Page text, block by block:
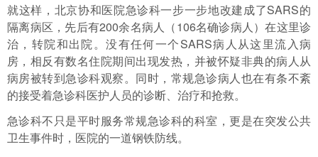
就这样，北京协和医院急诊科一步一步地改建成了SARS的
隔离病区，先后有200余名病人（106名确诊病人）在这里诊
治，转院和出院。没有任何一个SARS病人从这里流入病
房，相反有数名住院期间出现发热，并被怀疑非典的病人从
病房被转到急诊科观察。同时，常规急诊病人也在有条不紊
的接受着急诊科医护人员的诊断、治疗和抢救。
急诊科不只是平时服务常规急诊科的科室，更是在突发公共
卫生事件时，医院的一道钢铁防线。